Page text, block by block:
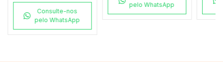
Consulte-nos
pelo WhatsApp
pelo WhatsApp